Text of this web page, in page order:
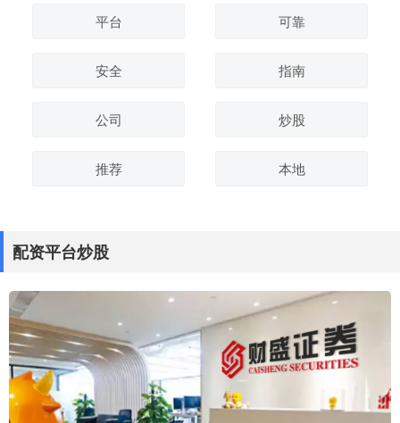
平台 可靠
安全 指南
公司 炒股
推荐 本地
配资平台炒股